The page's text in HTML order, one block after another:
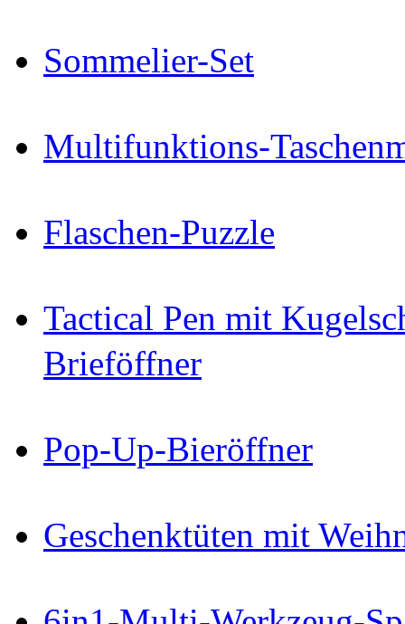
Sommelier-Set
Multifunktions-
Flaschen-Puzzle
Tactical Pen mit
Brieföffner
Pop-Up-Bieröffner
Geschenktüten mit